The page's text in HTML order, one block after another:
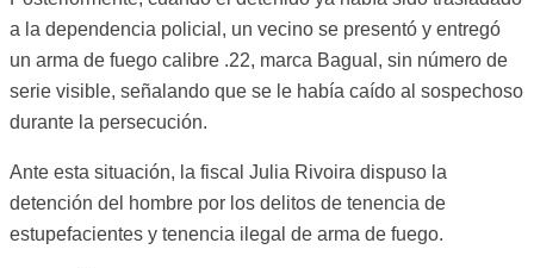
a la dependencia policial, un vecino se presentó y entregó
un arma de fuego calibre .22, marca Bagual, sin número de
serie visible, señalando que se le había caído al sospechoso
durante la persecución.
Ante esta situación, la fiscal Julia Rivoira dispuso la
detención del hombre por los delitos de tenencia de
estupefacientes y tenencia ilegal de arma de fuego.